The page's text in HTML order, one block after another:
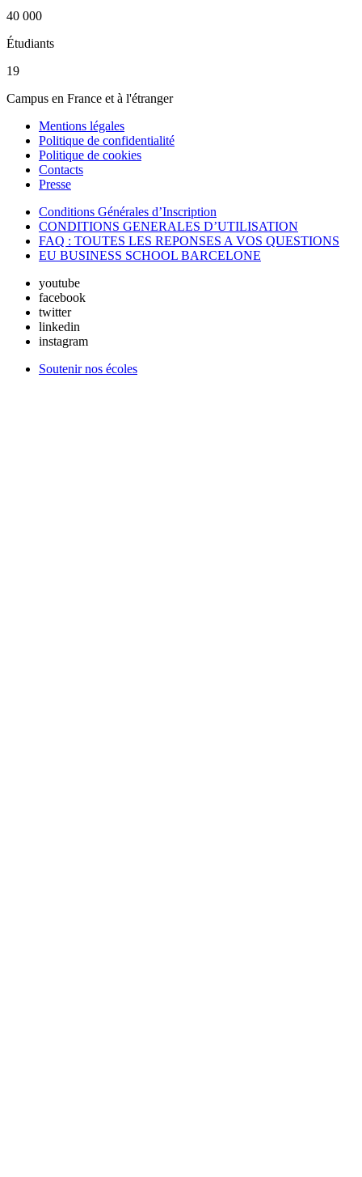
40 000
Étudiants
19
Campus en France et à l'étranger
Mentions légales
Politique de confidentialité
Politique de cookies
Contacts
Presse
Conditions Générales d’Inscription
CONDITIONS GENERALES D’UTILISATION
FAQ : TOUTES LES REPONSES A VOS QUESTIONS
EU BUSINESS SCHOOL BARCELONE
youtube
facebook
twitter
linkedin
instagram
Soutenir nos écoles